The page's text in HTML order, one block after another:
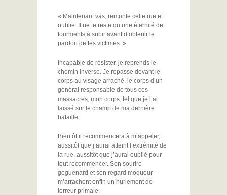
« Maintenant vas, remonte cette rue et
oublie. Il ne te reste qu’une éternité de
tourments à subir avant d’obtenir le
pardon de tes victimes. »
Incapable de résister, je reprends le
chemin inverse. Je repasse devant le
corps au visage arraché, le corps d’un
général responsable de tous ces
massacres, mon corps, tel que je l’ai
laissé sur le champ de ma dernière
bataille.
Bientôt il recommencera à m’appeler,
aussitôt que j’aurai atteint l’extrémité de
la rue, aussitôt que j’aurai oublié pour
tout recommencer. Son sourire
goguenard et son regard moqueur
m’arrachent enfin un hurlement de
terreur primale.